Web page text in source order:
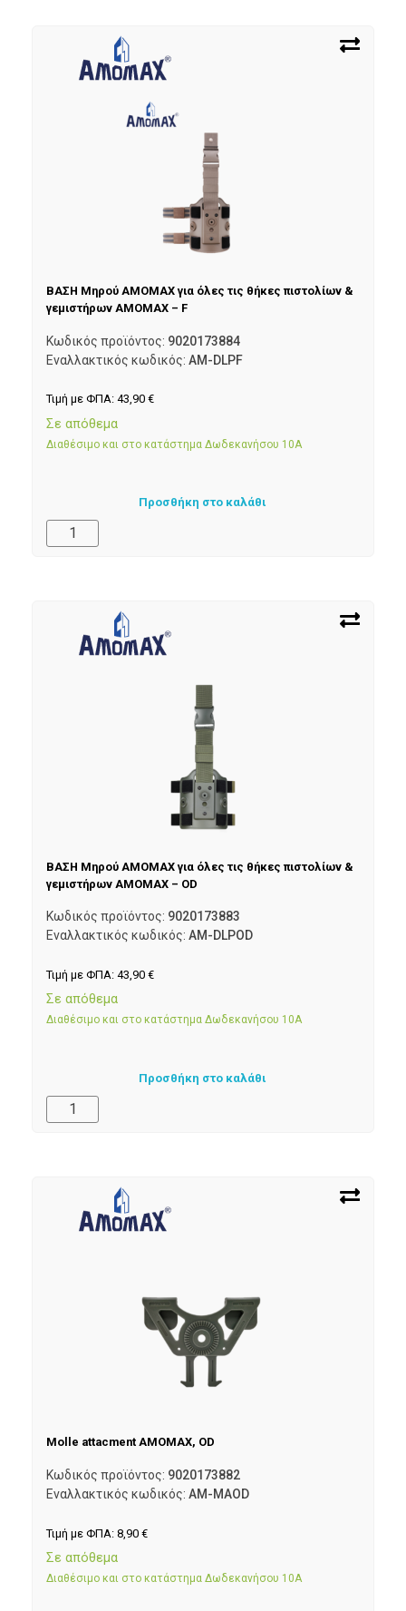
ΒΑΣΗ Μηρού AMOMAX για όλες τις θήκες πιστολίων &
γεμιστήρων AMOMAX – F
Κωδικός προϊόντος: 9020173884
Εναλλακτικός κωδικός: AM-DLPF
Τιμή με ΦΠΑ: 43,90 €
Σε απόθεμα
Διαθέσιμο και στο κατάστημα Δωδεκανήσου 10Α
Προσθήκη στο καλάθι
ΒΑΣΗ Μηρού AMOMAX για όλες τις θήκες πιστολίων &
γεμιστήρων AMOMAX – OD
Κωδικός προϊόντος: 9020173883
Εναλλακτικός κωδικός: AM-DLPOD
Τιμή με ΦΠΑ: 43,90 €
Σε απόθεμα
Διαθέσιμο και στο κατάστημα Δωδεκανήσου 10Α
Προσθήκη στο καλάθι
Molle attacment AMOMAX, OD
Κωδικός προϊόντος: 9020173882
Εναλλακτικός κωδικός: AM-MAOD
Τιμή με ΦΠΑ: 8,90 €
Σε απόθεμα
Διαθέσιμο και στο κατάστημα Δωδεκανήσου 10Α